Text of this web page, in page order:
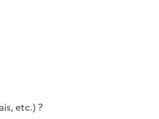
etc.) ?